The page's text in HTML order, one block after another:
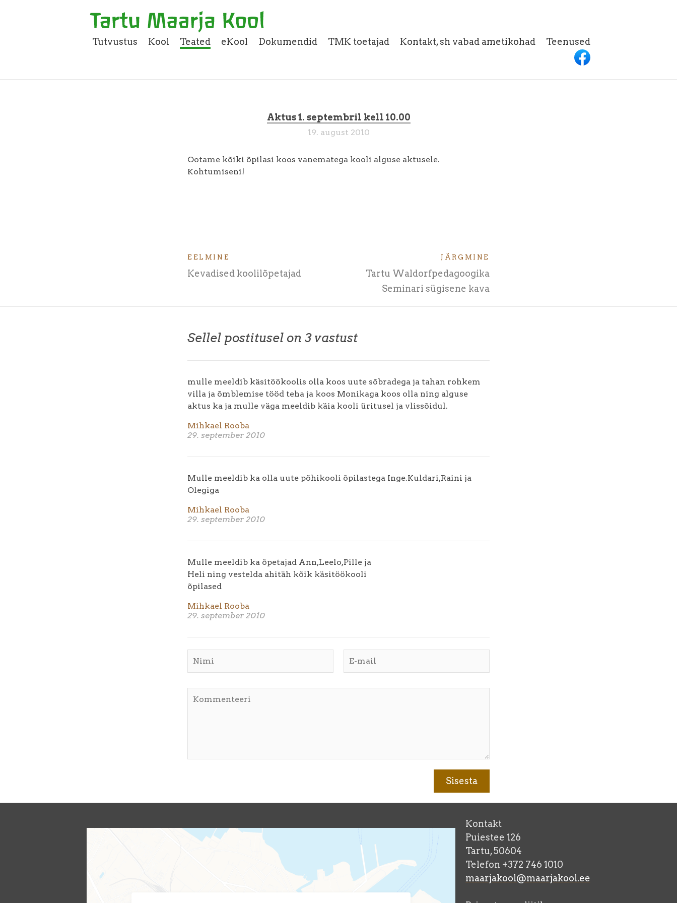
Tutvustus Kool Teated eKool Dokumendid TMK toetajad Kontakt, sh vabad ametikohad Teenused
Aktus 1. septembril kell 10.00
19. august 2010
Ootame kõiki õpilasi koos vanematega kooli alguse aktusele.
Kohtumiseni!
EELMINE
Kevadised koolilõpetajad
JÄRGMINE
Tartu Waldorfpedagoogika
Seminari sügisene kava
Sellel postitusel on 3 vastust
mulle meeldib käsitöökoolis olla koos uute sõbradega ja tahan rohkem
villa ja õmblemise tööd teha ja koos Monikaga koos olla ning alguse
aktus ka ja mulle väga meeldib käia kooli üritusel ja vlissõidul.
Mihkael Rooba
29. september 2010
Mulle meeldib ka olla uute põhikooli õpilastega Inge.Kuldari,Raini ja
Olegiga
Mihkael Rooba
29. september 2010
Mulle meeldib ka õpetajad Ann,Leelo,Pille ja
Heli ning vestelda ahitäh kõik käsitöökooli
õpilased
Mihkael Rooba
29. september 2010
Kontakt
Puiestee 126
Tartu, 50604
Telefon +372 746 1010
maarjakool@maarjakool.ee